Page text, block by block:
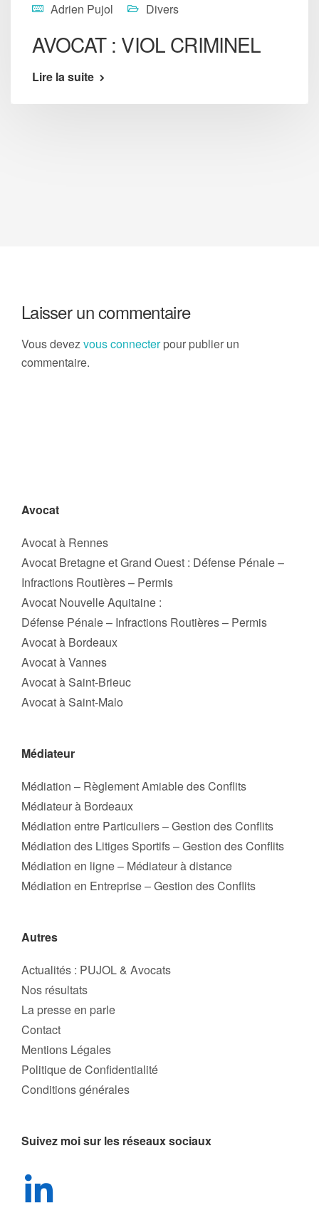
Adrien Pujol Divers
AVOCAT : VIOL CRIMINEL
Lire la suite
Laisser un commentaire
Vous devezvous connecterpour publier un
commentaire.
Avocat
Avocat à Rennes
Avocat Bretagne et Grand Ouest : Défense Pénale –
Infractions Routières – Permis
Avocat Nouvelle Aquitaine :
Défense Pénale – Infractions Routières – Permis
Avocat à Bordeaux
Avocat à Vannes
Avocat à Saint-Brieuc
Avocat à Saint-Malo
Médiateur
Médiation – Règlement Amiable des Conflits
Médiateur à Bordeaux
Médiation entre Particuliers – Gestion des Conflits
Médiation des Litiges Sportifs – Gestion des Conflits
Médiation en ligne – Médiateur à distance
Médiation en Entreprise – Gestion des Conflits
Autres
Actualités : PUJOL & Avocats
Nos résultats
La presse en parle
Contact
Mentions Légales
Politique de Confidentialité
Conditions générales
Suivez moi sur les réseaux sociaux